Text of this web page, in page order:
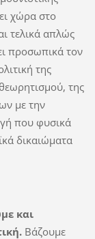
χώρα στο
τελικά απλώς
προσωπικά τον
της
της
με την
που φυσικά
δικαιώματα
και
Βάζουμε